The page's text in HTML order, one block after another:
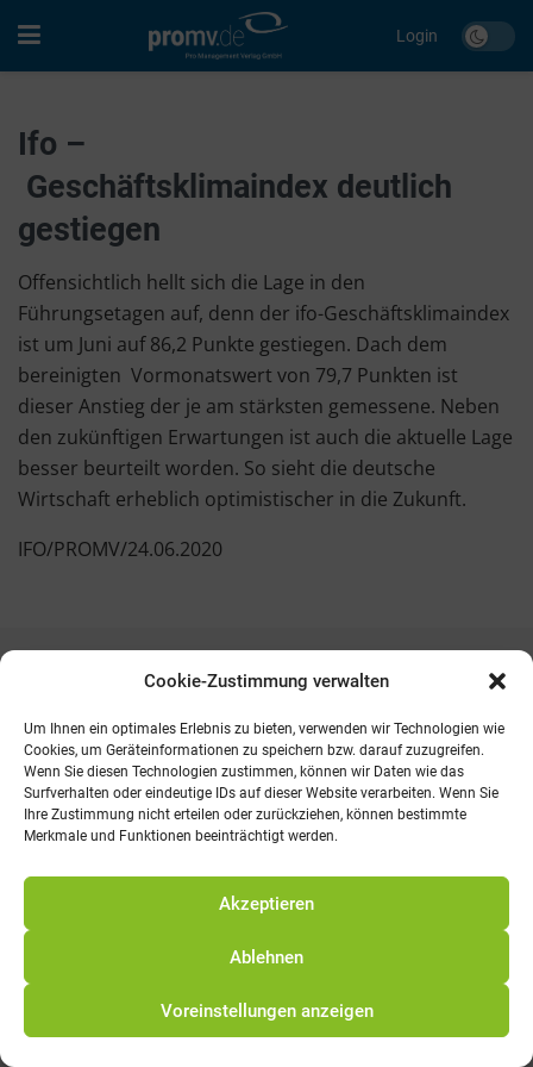
Cookie-Zustimmung verwalten
Um Ihnen ein optimales Erlebnis zu bieten, verwenden wir Technologien wie
Cookies, um Geräteinformationen zu speichern bzw. darauf zuzugreifen.
Wenn Sie diesen Technologien zustimmen, können wir Daten wie das
Surfverhalten oder eindeutige IDs auf dieser Website verarbeiten. Wenn Sie
Ihre Zustimmung nicht erteilen oder zurückziehen, können bestimmte
Merkmale und Funktionen beeinträchtigt werden.
Akzeptieren
Ablehnen
Voreinstellungen anzeigen
Login
Ifo –
Geschäftsklimaindex deutlich
gestiegen
Offensichtlich hellt sich die Lage in den
Führungsetagen auf, denn der ifo-Geschäftsklimaindex
ist um Juni auf 86,2 Punkte gestiegen. Dach dem
bereinigten Vormonatswert von 79,7 Punkten ist
dieser Anstieg der je am stärksten gemessene. Neben
den zukünftigen Erwartungen ist auch die aktuelle Lage
besser beurteilt worden. So sieht die deutsche
Wirtschaft erheblich optimistischer in die Zukunft.
IFO/PROMV/24.06.2020
AGB Fachmedien Cookie-Richtlinie (EU)
Telefon: 0821 242800
E-Mail: info@promv.de